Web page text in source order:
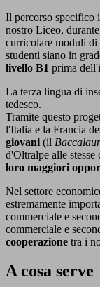
Il percorso specifico
nostro Liceo,
curricolare moduli di
studenti siano in
livello B1 prima
La terza lingua di
tedesco.
Tramite questo
l'Italia e la Francia
giovani (il
d'Oltralpe alle
loro maggiori
Nel settore
estremamente
commerciale e
commerciale e
cooperazione tra i
A cosa serve